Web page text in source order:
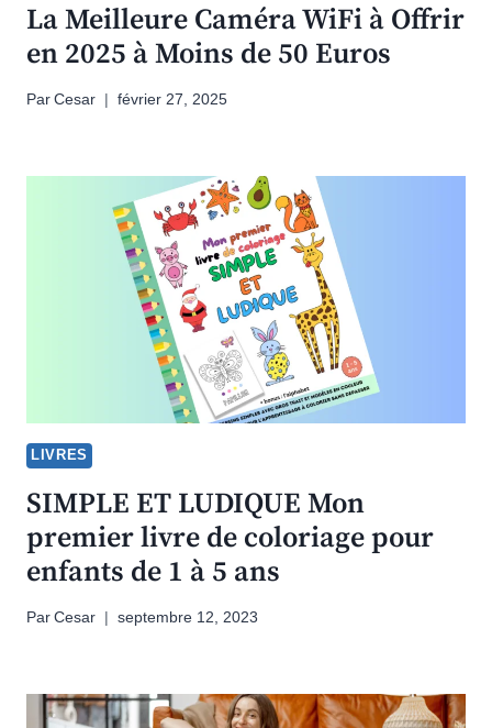
La Meilleure Caméra WiFi à Offrir
en 2025 à Moins de 50 Euros
ParCesar février 27, 2025
LIVRES
SIMPLE ET LUDIQUE Mon
premier livre de coloriage pour
enfants de 1 à 5 ans
ParCesar septembre 12, 2023